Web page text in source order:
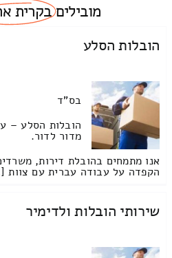
מוביליםבקרית
הובלות הסלע
בס"ד
הובלות הסלע –
מדור לדור.
אנו מתמחים בהובלת דירות,
הקפדה על עבודה עברית עם
שירותי הובלות ולדימיר